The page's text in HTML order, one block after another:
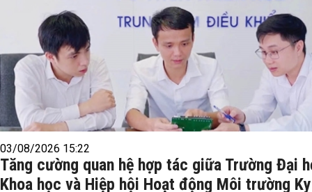
03/08/2026 15:22
Tăng cường quan hệ hợp tác giữa Trường Đại
Khoa học và Hiệp hội Hoạt động Môi trường